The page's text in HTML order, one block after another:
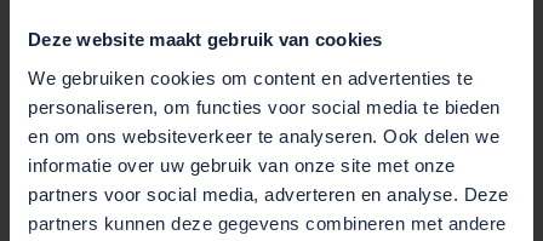
Deze website maakt gebruik van cookies
We gebruiken cookies om content en advertenties te
personaliseren, om functies voor social media te bieden
en om ons websiteverkeer te analyseren. Ook delen we
informatie over uw gebruik van onze site met onze
partners voor social media, adverteren en analyse. Deze
partners kunnen deze gegevens combineren met andere
SCHAKELEN EN VEILIGHEID
Rem voor: T535
Rem achter : T535